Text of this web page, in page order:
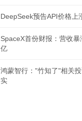
DeepSeek预告API价格上
SpaceX首份财报：营收
亿
鸿蒙智行："竹知了"相关
实